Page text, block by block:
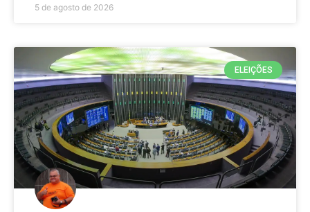
5 de agosto de 2026
ELEIÇÕES